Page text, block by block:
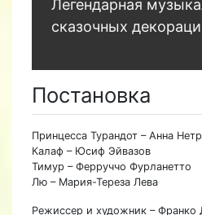
Легендарная
сказочных
Постановка
Принцесса Турандот – Анна
Калаф – Юсиф Эйвазов
Тимур – Ферруччо Фурланетто
Лю – Мария-Тереза Лева
Режиссер и художник – Франко